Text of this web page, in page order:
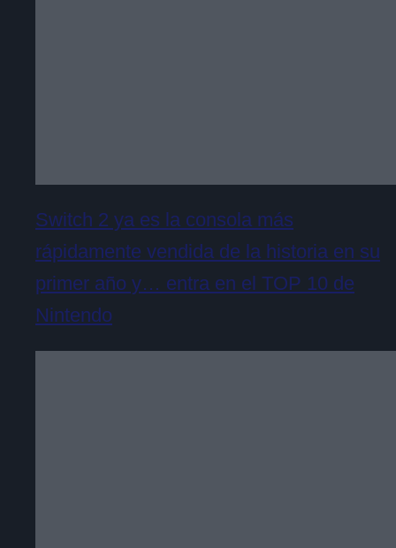
Switch 2 ya es la consola más
rápidamente vendida de la historia en su
primer año y… entra en el TOP 10 de
Nintendo